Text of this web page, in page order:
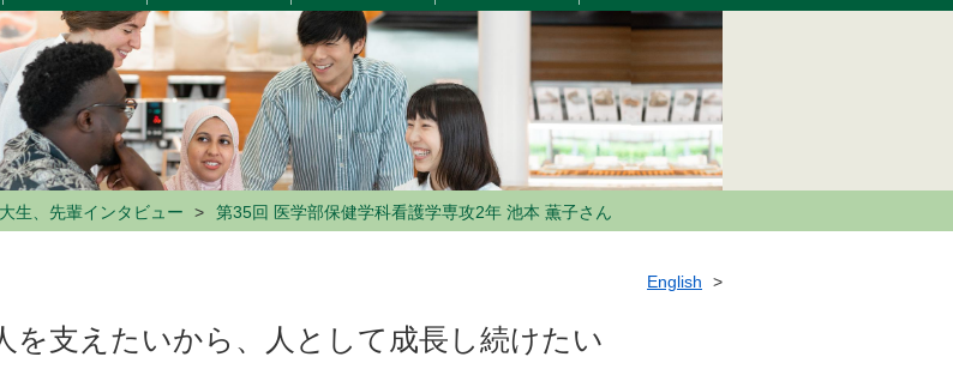
生、先輩インタビュー 第35回 医学部保健学科看護学専攻2年 池本 薫子さん
English
支えたいから、人として成長し続けたい